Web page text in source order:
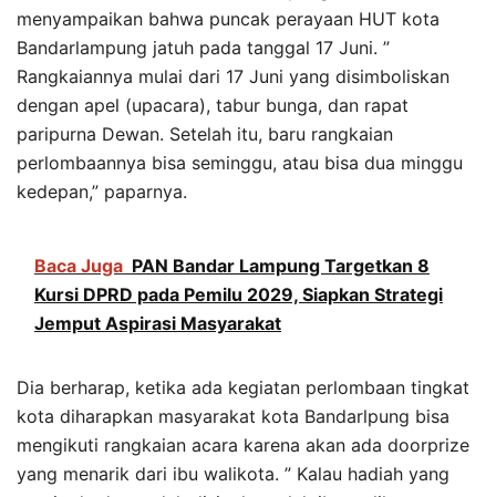
menyampaikan bahwa puncak perayaan HUT kota
Bandarlampung jatuh pada tanggal 17 Juni. ”
Rangkaiannya mulai dari 17 Juni yang disimboliskan
dengan apel (upacara), tabur bunga, dan rapat
paripurna Dewan. Setelah itu, baru rangkaian
perlombaannya bisa seminggu, atau bisa dua minggu
kedepan,” paparnya.
Baca Juga PAN Bandar Lampung Targetkan 8
Kursi DPRD pada Pemilu 2029, Siapkan Strategi
Jemput Aspirasi Masyarakat
Dia berharap, ketika ada kegiatan perlombaan tingkat
kota diharapkan masyarakat kota Bandarlpung bisa
mengikuti rangkaian acara karena akan ada doorprize
yang menarik dari ibu walikota. ” Kalau hadiah yang